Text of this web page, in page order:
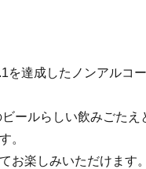
を達成したノンアルコ
ビールらしい飲みごたえ
。
お楽しみいただけます。